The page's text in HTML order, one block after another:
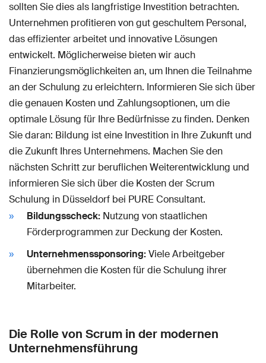
sollten Sie dies als langfristige Investition betrachten.
Unternehmen profitieren von gut geschultem Personal,
das effizienter arbeitet und innovative Lösungen
entwickelt. Möglicherweise bieten wir auch
Finanzierungsmöglichkeiten an, um Ihnen die Teilnahme
an der Schulung zu erleichtern. Informieren Sie sich über
die genauen Kosten und Zahlungsoptionen, um die
optimale Lösung für Ihre Bedürfnisse zu finden. Denken
Sie daran: Bildung ist eine Investition in Ihre Zukunft und
die Zukunft Ihres Unternehmens. Machen Sie den
nächsten Schritt zur beruflichen Weiterentwicklung und
informieren Sie sich über die Kosten der Scrum
Schulung in Düsseldorf bei PURE Consultant.
Bildungsscheck: Nutzung von staatlichen
Förderprogrammen zur Deckung der Kosten.
Unternehmenssponsoring:Viele Arbeitgeber
übernehmen die Kosten für die Schulung ihrer
Mitarbeiter.
Die Rolle von Scrum in der modernen
Unternehmensführung